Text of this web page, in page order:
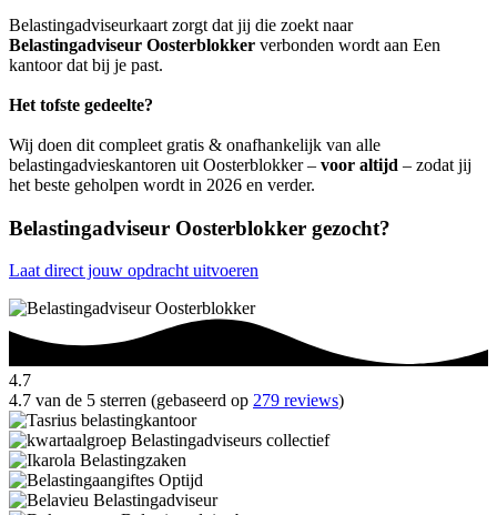
Belastingadviseurkaart zorgt dat jij die zoekt naar
Belastingadviseur Oosterblokker verbonden wordt aan Een
kantoor dat bij je past.
Het tofste gedeelte?
Wij doen dit compleet gratis & onafhankelijk van alle
belastingadvieskantoren uit Oosterblokker – voor altijd – zodat jij
het beste geholpen wordt in 2026 en verder.
Belastingadviseur Oosterblokker gezocht?
Laat direct jouw opdracht uitvoeren
4.7
4.7 van de 5 sterren (gebaseerd op 279 reviews)